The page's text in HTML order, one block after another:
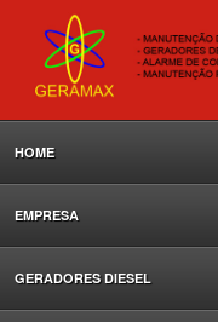
HOME
EMPRESA
GERADORES DIESEL